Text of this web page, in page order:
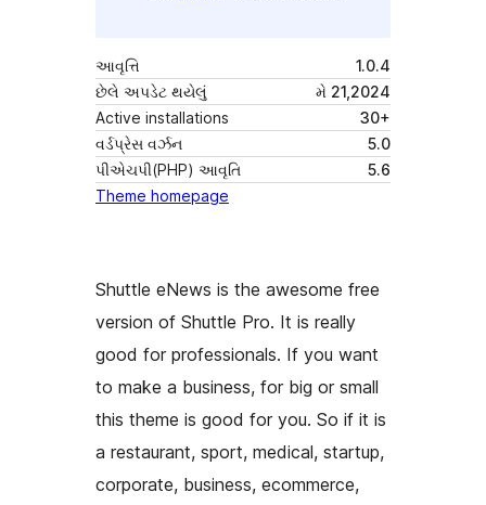
આવૃત્તિ
1.0.4
છેલે અપડેટ થયેલું
મે 21,2024
Active installations
30+
વર્ડપ્રેસ વર્ઝન
5.0
પીએચપી(PHP) આવૃતિ
5.6
Theme homepage
Shuttle eNews is the awesome free
version of Shuttle Pro. It is really
good for professionals. If you want
to make a business, for big or small
this theme is good for you. So if it is
a restaurant, sport, medical, startup,
corporate, business, ecommerce,